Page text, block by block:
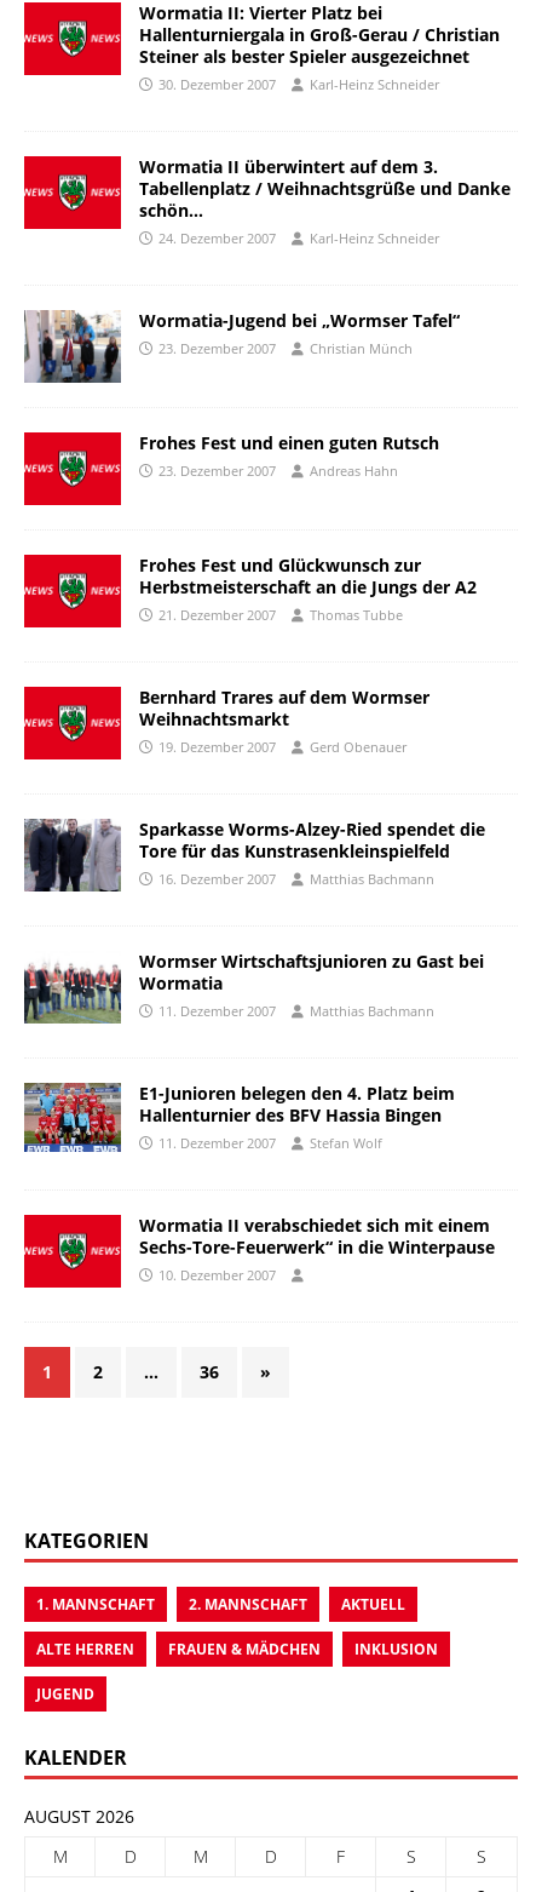
Wormatia II: Vierter Platz bei
Hallenturniergala in Groß-Gerau / Christian
Steiner als bester Spieler ausgezeichnet
30. Dezember 2007 Karl-Heinz Schneider
Wormatia II überwintert auf dem 3.
Tabellenplatz / Weihnachtsgrüße und Danke
schön…
24. Dezember 2007 Karl-Heinz Schneider
Wormatia-Jugend bei „Wormser Tafel“
23. Dezember 2007 Christian Münch
Frohes Fest und einen guten Rutsch
23. Dezember 2007 Andreas Hahn
Frohes Fest und Glückwunsch zur
Herbstmeisterschaft an die Jungs der A2
21. Dezember 2007 Thomas Tubbe
Bernhard Trares auf dem Wormser
Weihnachtsmarkt
19. Dezember 2007 Gerd Obenauer
Sparkasse Worms-Alzey-Ried spendet die
Tore für das Kunstrasenkleinspielfeld
16. Dezember 2007 Matthias Bachmann
Wormser Wirtschaftsjunioren zu Gast bei
Wormatia
11. Dezember 2007 Matthias Bachmann
E1-Junioren belegen den 4. Platz beim
Hallenturnier des BFV Hassia Bingen
11. Dezember 2007 Stefan Wolf
Wormatia II verabschiedet sich mit einem
Sechs-Tore-Feuerwerk“ in die Winterpause
10. Dezember 2007
1 2 … 36 »
KATEGORIEN
1. MANNSCHAFT 2. MANNSCHAFT AKTUELL
ALTE HERREN FRAUEN & MÄDCHEN INKLUSION
JUGEND
KALENDER
AUGUST 2026
M
D M D F S
S